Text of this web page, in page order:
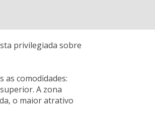
privilegiada sobre
as comodidades:
A zona
o maior atrativo